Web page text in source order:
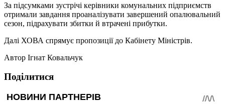
За підсумками зустрічі керівники комунальних підприємств
отримали завдання проаналізувати завершений опалювальний
сезон, підрахувати збитки й втрачені прибутки.
Далі ХОВА спрямує пропозиції до Кабінету Міністрів.
Автор Ігнат Ковальчук
Поділитися